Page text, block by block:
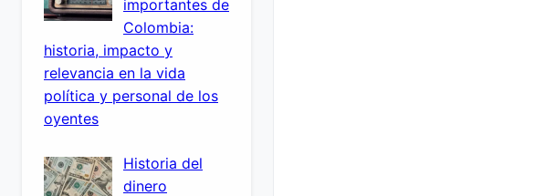
importantes de
Colombia:
historia, impacto y
relevancia en la vida
política y personal de los
oyentes
Historia del
dinero